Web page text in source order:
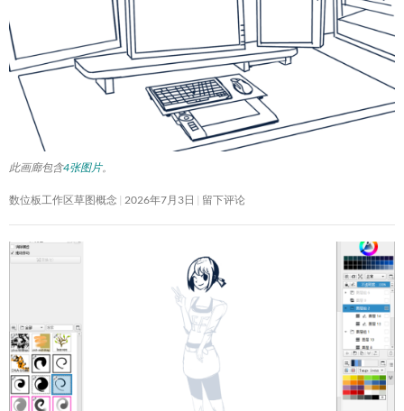
此画廊包含4张图片。
数位板工作区草图概念 2026年7月3日 留下评论